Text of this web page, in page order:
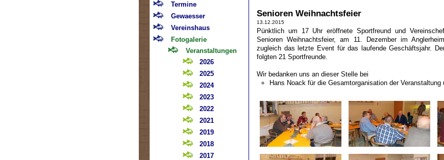
Termine
Gewaesser
Vereinshaus
Fotogalerie
Veranstaltungen
2026
2025
2024
2023
2022
2021
2019
2018
2017
Senioren Weihnachtsfeier
13.12.2015
Pünktlich um 17 Uhr eröffnete Sportfreund und
Senioren Weihnachtsfeier, am 11. Dezember im
zugleich das letzte Event für das laufende Geschäftsjahr.
folgten 21 Sportfreunde.
Wir bedanken uns an dieser Stelle bei
Hans Noack für die Gesamtorganisation der Veranstaltung